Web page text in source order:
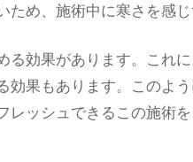
め、施術中に寒さを感
効果があります。これ
果もあります。このよ
ッシュできるこの施術を